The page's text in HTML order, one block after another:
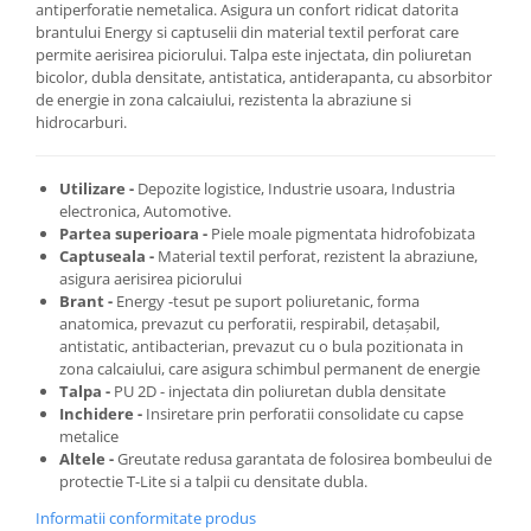
Cosuri de gunoi
Suporturi si accesorii de bucatarie
Mobila living
Comode
Mese cafea si decorative
Rafturi si biblioteci
Tabureti si fotolii
Mobila hol
Cuiere
antiperforatie nemetalica. Asigura un confort ridicat datorita
brantului Energy si captuselii din material textil perforat care
permite aerisirea piciorului. Talpa este injectata, din poliuretan
bicolor, dubla densitate, antistatica, antiderapanta, cu absorbitor
de energie in zona calcaiului, rezistenta la abraziune si
hidrocarburi.
Utilizare - Depozite logistice, Industrie usoara, Industria
electronica, Automotive.
Partea superioara - Piele moale pigmentata hidrofobizata
Captuseala - Material textil perforat, rezistent la abraziune,
asigura aerisirea piciorului
Brant - Energy -tesut pe suport poliuretanic, forma
anatomica, prevazut cu perforatii, respirabil, detaşabil,
antistatic, antibacterian, prevazut cu o bula pozitionata in
zona calcaiului, care asigura schimbul permanent de energie
Talpa - PU 2D - injectata din poliuretan dubla densitate
Inchidere - Insiretare prin perforatii consolidate cu capse
metalice
Altele -Greutate redusa garantata de folosirea bombeului de
protectie T-Lite si a talpii cu densitate dubla.
Informatii conformitate produs